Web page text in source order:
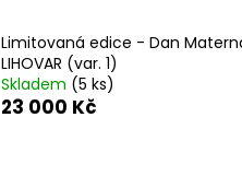
Limitovaná edice - Dan
LIHOVAR (var. 1)
Skladem (5 ks)
23 000 Kč